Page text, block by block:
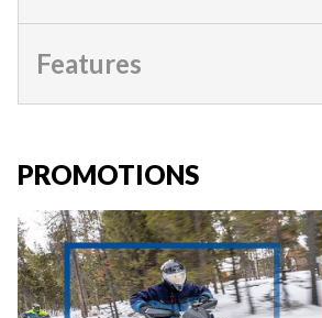
Features
PROMOTIONS